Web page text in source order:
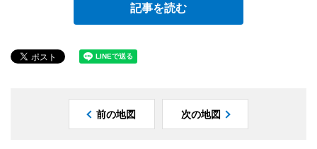
記事を読む
前の地図 次の地図